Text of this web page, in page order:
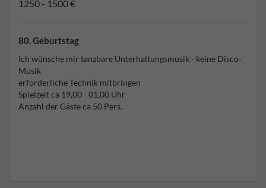
1250 - 1500 €
80. Geburtstag
Ich wünsche mir tanzbare Unterhaltungsmusik - keine Disco-
Musik
erforderliche Technik mitbringen
Spielzeit ca 19,00 - 01,00 Uhr
Anzahl der Gäste ca 50 Pers.